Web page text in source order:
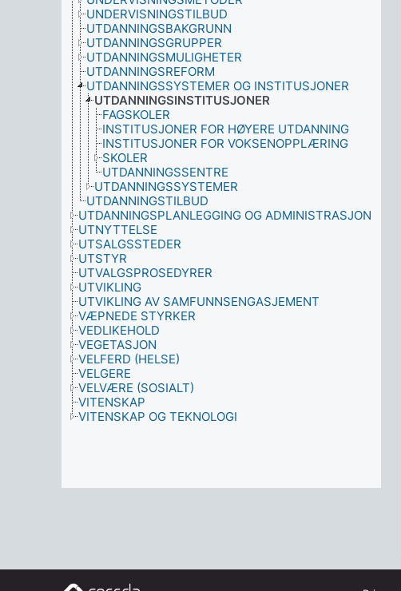
UNDERVISNINGSTILBUD
UTDANNINGSBAKGRUNN
UTDANNINGSGRUPPER
UTDANNINGSMULIGHETER
UTDANNINGSREFORM
UTDANNINGSSYSTEMER OG INSTITUSJONER
UTDANNINGSINSTITUSJONER
FAGSKOLER
INSTITUSJONER FOR HØYERE UTDANNING
INSTITUSJONER FOR VOKSENOPPLÆRING
SKOLER
UTDANNINGSSENTRE
UTDANNINGSSYSTEMER
UTDANNINGSTILBUD
UTDANNINGSPLANLEGGING OG ADMINISTRASJON
UTNYTTELSE
UTSALGSSTEDER
UTSTYR
UTVALGSPROSEDYRER
UTVIKLING
UTVIKLING AV SAMFUNNSENGASJEMENT
VÆPNEDE STYRKER
VEDLIKEHOLD
VEGETASJON
VELFERD (HELSE)
VELGERE
VELVÆRE (SOSIALT)
VITENSKAP
VITENSKAP OG TEKNOLOGI